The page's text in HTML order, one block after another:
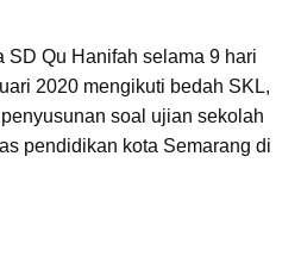
SD Qu Hanifah selama 9 hari
2020 mengikuti bedah SKL,
soal ujian sekolah
pendidikan kota Semarang di